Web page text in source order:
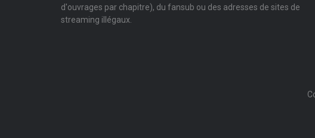
d'ouvrages par chapitre), du fansub ou des adresses de sites de
streaming illégaux.